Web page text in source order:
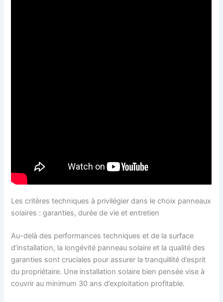
Les critères techniques à privilégier dans le choix panneaux
solaires : garanties, durée de vie et entretien
Au-delà des performances techniques et de la surface
d’installation, la longévité panneau solaire et la qualité des
garanties sont cruciales pour assurer la tranquillité d’esprit
du propriétaire. Une installation solaire bien pensée vise à
couvrir au minimum 30 ans d’exploitation profitable.